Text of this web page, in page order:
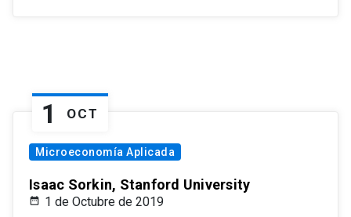
1 OCT
Microeconomía Aplicada
Isaac Sorkin, Stanford University
1 de Octubre de 2019